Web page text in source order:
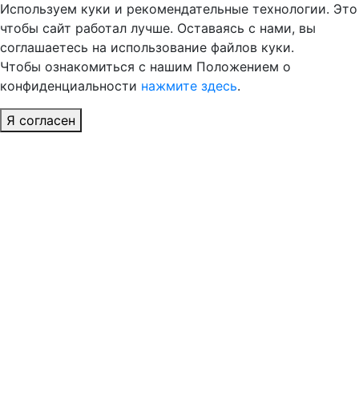
Используем куки и рекомендательные технологии. Это
чтобы сайт работал лучше. Оставаясь с нами, вы
соглашаетесь на использование файлов куки.
Чтобы ознакомиться с нашим Положением о
конфиденциальности нажмите здесь.
Я согласен